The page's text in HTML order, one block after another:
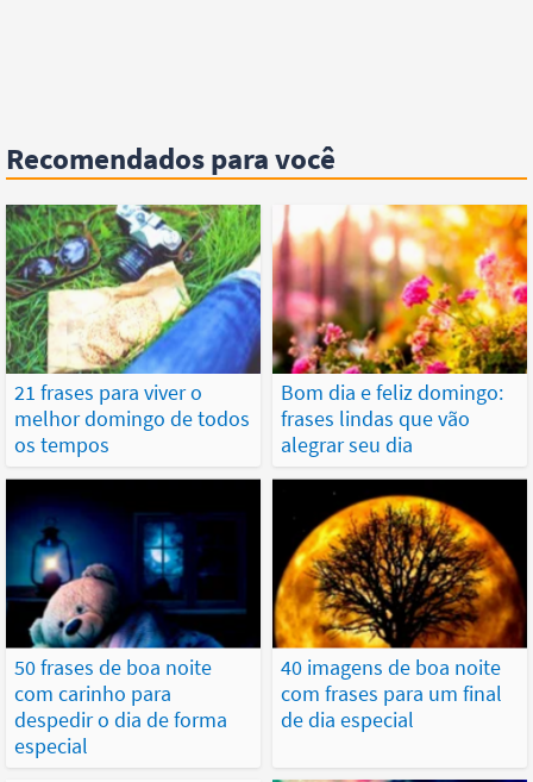
Recomendados para você
21 frases para viver o
melhor domingo de todos
os tempos
Bom dia e feliz domingo:
frases lindas que vão
alegrar seu dia
50 frases de boa noite
com carinho para
despedir o dia de forma
especial
40 imagens de boa noite
com frases para um final
de dia especial